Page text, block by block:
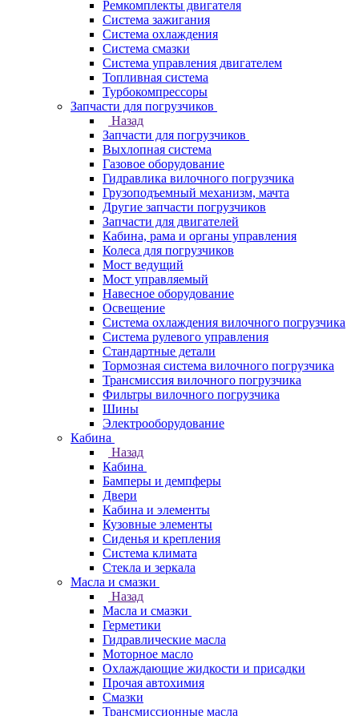
Ремкомплекты двигателя
Система зажигания
Система охлаждения
Система смазки
Система управления двигателем
Топливная система
Турбокомпрессоры
Запчасти для погрузчиков
Назад
Запчасти для погрузчиков
Выхлопная система
Газовое оборудование
Гидравлика вилочного погрузчика
Грузоподъемный механизм, мачта
Другие запчасти погрузчиков
Запчасти для двигателей
Кабина, рама и органы управления
Колеса для погрузчиков
Мост ведущий
Мост управляемый
Навесное оборудование
Освещение
Система охлаждения вилочного погрузчика
Система рулевого управления
Стандартные детали
Тормозная система вилочного погрузчика
Трансмиссия вилочного погрузчика
Фильтры вилочного погрузчика
Шины
Электрооборудование
Кабина
Назад
Кабина
Бамперы и демпферы
Двери
Кабина и элементы
Кузовные элементы
Сиденья и крепления
Система климата
Стекла и зеркала
Масла и смазки
Назад
Масла и смазки
Герметики
Гидравлические масла
Моторное масло
Охлаждающие жидкости и присадки
Прочая автохимия
Смазки
Трансмиссионные масла